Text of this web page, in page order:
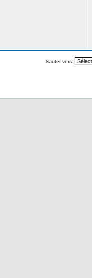
Sauter vers: